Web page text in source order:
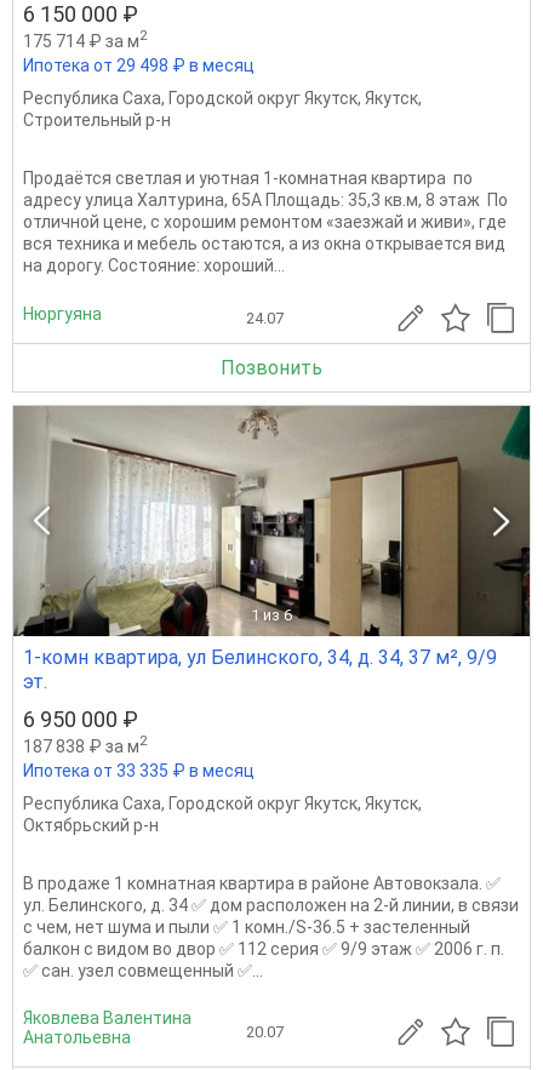
6 150 000 ₽
175 714 ₽ за м2
Ипотека от 29 498 ₽ в месяц
Республика Саха, Городской округ Якутск, Якутск,
Строительный р-н
Продаётся светлая и уютная 1-комнатная квартира по
адресу улица Халтурина, 65А Площадь: 35,3 кв.м, 8 этаж По
отличной цене, с хорошим ремонтом «заезжай и живи», где
вся техника и мебель остаются, а из окна открывается вид
на дорогу. Состояние: хороший...
Нюргуяна 24.07
Позвонить
1 из 6
1-комн квартира, ул Белинского, 34, д. 34, 37 м², 9/9
эт.
6 950 000 ₽
187 838 ₽ за м2
Ипотека от 33 335 ₽ в месяц
Республика Саха, Городской округ Якутск, Якутск,
Октябрьский р-н
В продаже 1 комнатная квартира в районе Автовокзала. ✅
ул. Белинского, д. 34 ✅ дом расположен на 2-й линии, в связи
с чем, нет шума и пыли ✅ 1 комн./S-36.5 + застеленный
балкон с видом во двор ✅ 112 серия ✅ 9/9 этаж ✅ 2006 г. п.
✅ сан. узел совмещенный ✅...
Яковлева Валентина
Анатольевна
20.07